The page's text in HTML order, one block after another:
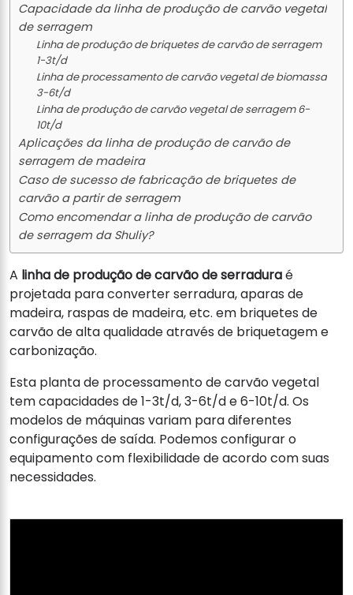
Capacidade da linha de produção de carvão vegetal
de serragem
Linha de produção de briquetes de carvão de serragem
1-3t/d
Linha de processamento de carvão vegetal de biomassa
3-6t/d
Linha de produção de carvão vegetal de serragem 6-
10t/d
Aplicações da linha de produção de carvão de
serragem de madeira
Caso de sucesso de fabricação de briquetes de
carvão a partir de serragem
Como encomendar a linha de produção de carvão
de serragem da Shuliy?
A linha de produção de carvão de serraduraé
projetada para converter serradura, aparas de
madeira, raspas de madeira, etc. em briquetes de
carvão de alta qualidade através de briquetagem e
carbonização.
Esta planta de processamento de carvão vegetal
tem capacidades de 1-3t/d, 3-6t/d e 6-10t/d. Os
modelos de máquinas variam para diferentes
configurações de saída. Podemos configurar o
equipamento com flexibilidade de acordo com suas
necessidades.